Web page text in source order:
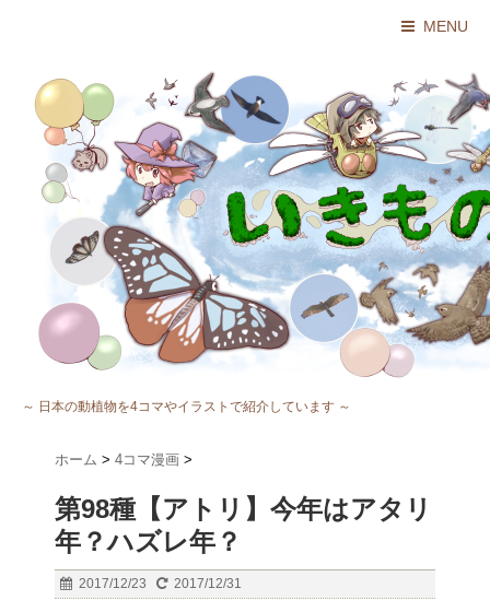
MENU
～ 日本の動植物を4コマやイラストで紹介しています ～
ホーム > 4コマ漫画 >
第98種【アトリ】今年はアタリ
年？ハズレ年？
2017/12/23 2017/12/31